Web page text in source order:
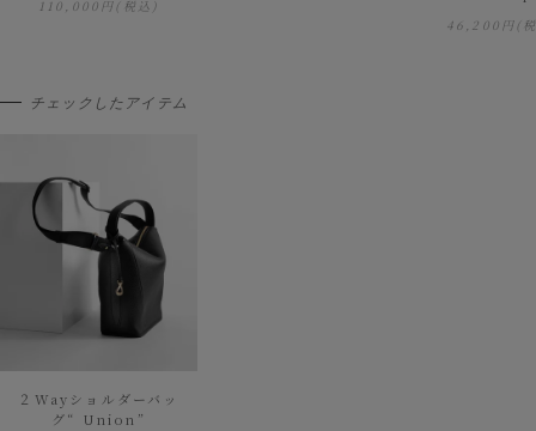
110,000円(税込)
46,200円(
チェックしたアイテム
２Wayショルダーバッ
グ“ Union”